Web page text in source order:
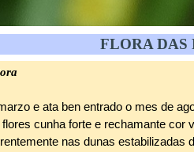
FLORA DAS
e ata ben entrado o mes de
cunha forte e rechamante cor
nas dunas estabilizadas